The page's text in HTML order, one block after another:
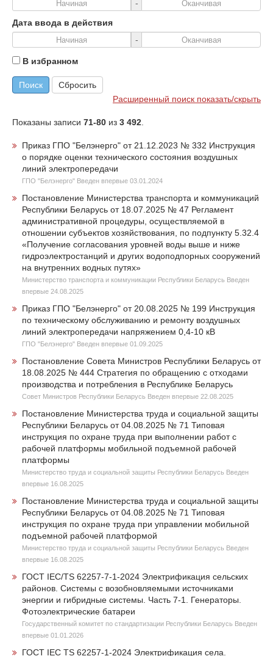
-
Дата ввода в действия
-
В избранном
Поиск Сбросить
Расширенный поиск показать/скрыть
Показаны записи 71-80 из 3 492.
Приказ ГПО "Белэнерго" от 21.12.2023 № 332 Инструкция
о порядке оценки технического состояния воздушных
линий электропередачи
ГПО "Белэнерго" Введен впервые 03.01.2024
Постановление Министерства транспорта и коммуникаций
Республики Беларусь от 18.07.2025 № 47 Регламент
административной процедуры, осуществляемой в
отношении субъектов хозяйствования, по подпункту 5.32.4
«Получение согласования уровней воды выше и ниже
гидроэлектростанций и других водоподпорных сооружений
на внутренних водных путях»
Министерство транспорта и коммуникации Республики Беларусь Введен
впервые 24.08.2025
Приказ ГПО "Белэнерго" от 20.08.2025 № 199 Инструкция
по техническому обслуживанию и ремонту воздушных
линий электропередачи напряжением 0,4-10 кВ
ГПО "Белэнерго" Введен впервые 01.09.2025
Постановление Совета Министров Республики Беларусь от
18.08.2025 № 444 Стратегия по обращению с отходами
производства и потребления в Республике Беларусь
Совет Министров Республики Беларусь Введен впервые 22.08.2025
Постановление Министерства труда и социальной защиты
Республики Беларусь от 04.08.2025 № 71 Типовая
инструкция по охране труда при выполнении работ с
рабочей платформы мобильной подъемной рабочей
платформы
Министерство труда и социальной защиты Республики Беларусь Введен
впервые 16.08.2025
Постановление Министерства труда и социальной защиты
Республики Беларусь от 04.08.2025 № 71 Типовая
инструкция по охране труда при управлении мобильной
подъемной рабочей платформой
Министерство труда и социальной защиты Республики Беларусь Введен
впервые 16.08.2025
ГОСТ IEC/TS 62257-7-1-2024 Электрификация сельских
районов. Системы с возобновляемыми источниками
энергии и гибридные системы. Часть 7-1. Генераторы.
Фотоэлектрические батареи
Государственный комитет по стандартизации Республики Беларусь Введен
впервые 01.01.2026
ГОСТ IEC TS 62257-1-2024 Электрификация села.